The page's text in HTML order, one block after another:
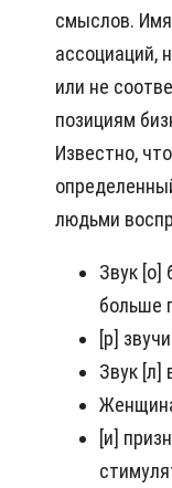
смыслов.
ассоциаций,
или не
позициям
Известно,
людьми
Звук [о]
больше
[р]
Звук [л]
[и]